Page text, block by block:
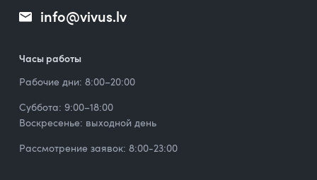
info@vivus.lv
Часы работы
Рабочие дни: 8:00–20:00
Суббота: 9:00–18:00
Воскресенье: выходной день
Рассмотрение заявок: 8:00-23:00